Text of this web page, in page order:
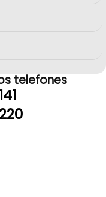
telefones